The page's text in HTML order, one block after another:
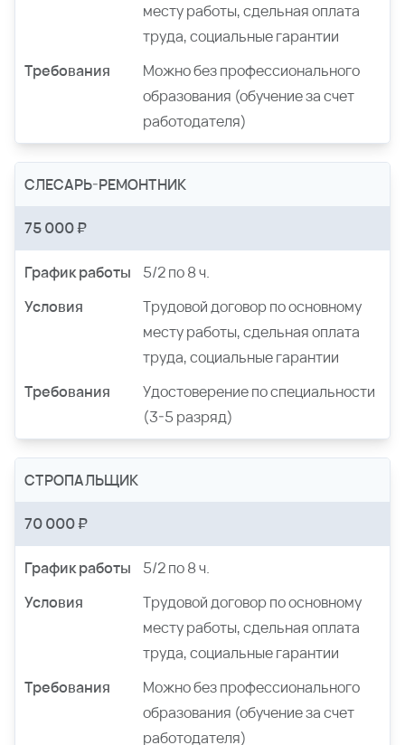
месту работы, сдельная оплата
труда, социальные гарантии
Требования
Можно без профессионального
образования (обучение за счет
работодателя)
СЛЕСАРЬ-РЕМОНТНИК
75 000 ₽
График работы
5/2 по 8 ч.
Условия
Трудовой договор по основному
месту работы, сдельная оплата
труда, социальные гарантии
Требования
Удостоверение по специальности
(3-5 разряд)
СТРОПАЛЬЩИК
70 000 ₽
График работы
5/2 по 8 ч.
Условия
Трудовой договор по основному
месту работы, сдельная оплата
труда, социальные гарантии
Требования
Можно без профессионального
образования (обучение за счет
работодателя)